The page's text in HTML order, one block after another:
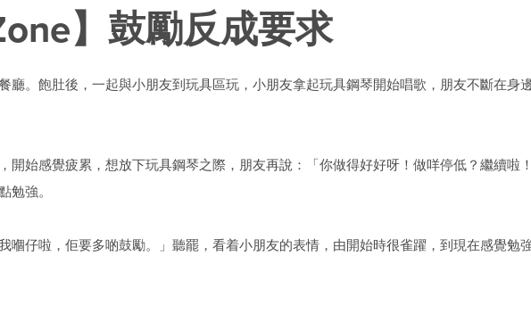
】鼓勵反成要求
廳。飽肚後，一起與小朋友到玩具區玩，小朋友拿起玩具鋼琴開始唱歌，朋友不斷在身
開始感覺疲累，想放下玩具鋼琴之際，朋友再說：「你做得好好呀！做咩停低？繼續啦
勉強。
嗰仔啦，佢要多啲鼓勵。」聽罷，看着小朋友的表情，由開始時很雀躍，到現在感覺勉